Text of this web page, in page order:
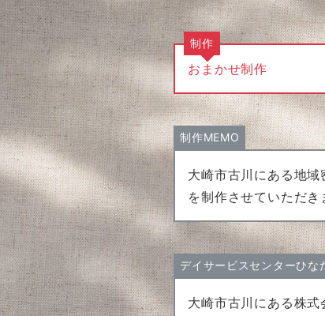
制作
おまかせ制作
制作MEMO
大崎市古川にある地
を制作させていただき
デイサービスセンターひな
大崎市古川にある株